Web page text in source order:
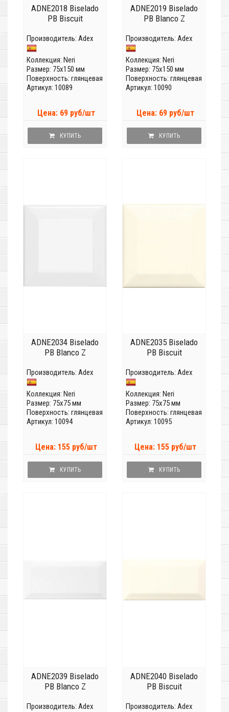
ADNE2018 Biselado
PB Biscuit
Производитель: Adex
Коллекция: Neri
Размер: 75x150 мм
Поверхность: глянцевая
Артикул: 10089
Цена: 69 руб/шт
КУПИТЬ
ADNE2019 Biselado
PB Blanco Z
Производитель: Adex
Коллекция: Neri
Размер: 75x150 мм
Поверхность: глянцевая
Артикул: 10090
Цена: 69 руб/шт
КУПИТЬ
ADNE2034 Biselado
PB Blanco Z
Производитель: Adex
Коллекция: Neri
Размер: 75x75 мм
Поверхность: глянцевая
Артикул: 10094
Цена: 155 руб/шт
КУПИТЬ
ADNE2035 Biselado
PB Biscuit
Производитель: Adex
Коллекция: Neri
Размер: 75x75 мм
Поверхность: глянцевая
Артикул: 10095
Цена: 155 руб/шт
КУПИТЬ
ADNE2039 Biselado
PB Blanco Z
Производитель: Adex
ADNE2040 Biselado
PB Biscuit
Производитель: Adex